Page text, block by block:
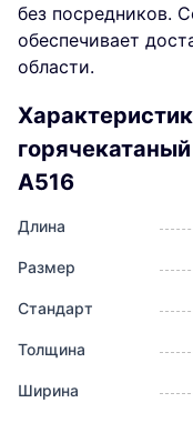
без посредников.
обеспечивает
области.
A516
Длина
Размер
Стандарт
Толщина
Ширина